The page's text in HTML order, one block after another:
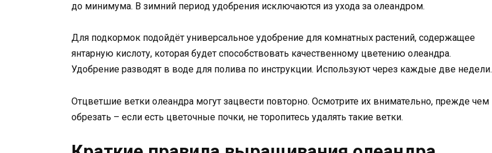
до минимума. В зимний период удобрения исключаются из ухода за олеандром.
Для подкормок подойдёт универсальное удобрение для комнатных растений, содержащее
янтарную кислоту, которая будет способствовать качественному цветению олеандра.
Удобрение разводят в воде для полива по инструкции. Используют через каждые две недели.
Отцветшие ветки олеандра могут зацвести повторно. Осмотрите их внимательно, прежде чем
обрезать – если есть цветочные почки, не торопитесь удалять такие ветки.